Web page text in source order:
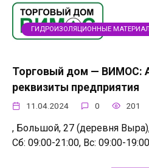
ГИДРОИЗОЛЯЦИОННЫЕ
Торговый дом — ВИМОС:
реквизиты предприятия
11.04.2024 0 201
, Большой, 27 (деревня
Сб: 09:00-21:00, Вс: 09:00-